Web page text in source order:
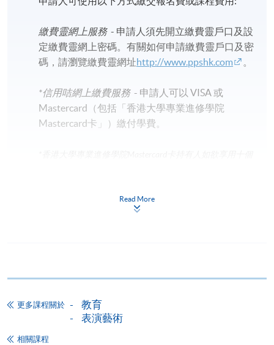
繳費靈網上服務- 申請人須先開立繳費靈戶口及設
定繳費靈網上密碼。有關如何申請繳費靈戶口及密
碼，請瀏覽繳費靈網址http://www.ppshk.com 。
*信用咭網上繳費服務- 申請人可以 VISA 或
Mastercard（包括「香港大學專業進修學院
Mastercard卡」）繳付學費。
如欲了解如何於網上報讀新課程及繳費，請瀏覽網上
報讀同一學歷頒授課程內其他單元
Read More
更多課程關於
教育
表演藝術
相關課程